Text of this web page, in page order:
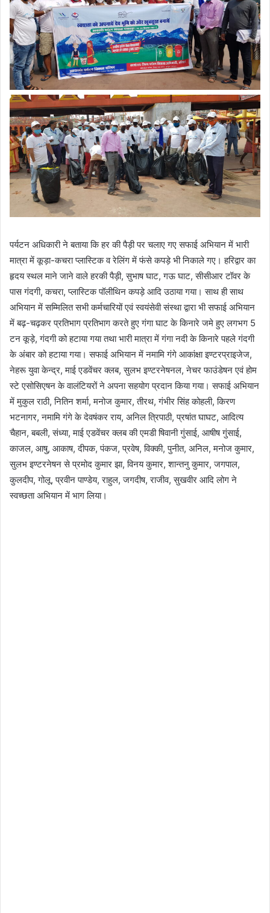
पर्यटन अधिकारी ने बताया कि हर की पैड़ी पर चलाए गए सफाई अभियान में भारी
मात्रा में कूड़ा-कचरा प्लास्टिक व रेलिंग में फंसे कपड़े भी निकाले गए। हरिद्वार का
हृदय स्थल माने जाने वाले हरकी पैड़ी, सुभाष घाट, गऊ घाट, सीसीआर टॉवर के
पास गंदगी, कचरा, प्लास्टिक पॉलीथिन कपड़े आदि उठाया गया। साथ ही साथ
अभियान में सम्मिलित सभी कर्मचारियों एवं स्वयंसेवी संस्था द्वारा भी सफाई अभियान
में बढ़-चढ़कर प्रतिभाग प्रतिभाग करते हुए गंगा घाट के किनारे जमे हुए लगभग 5
टन कूड़े, गंदगी को हटाया गया तथा भारी मात्रा में गंगा नदी के किनारे पहले गंदगी
के अंबार को हटाया गया। सफाई अभियान में नमामि गंगे आकांक्षा इण्टरप्राइजेज,
नेहरू युवा केन्द्र, माई एडवेंचर क्लब, सुलभ इण्टरनेषनल, नेचर फाउंडेषन एवं होम
स्टे एसोसिएषन के वालंटियरों ने अपना सहयोग प्रदान किया गया। सफाई अभियान
में मुकुल राठी, नितिन शर्मा, मनोज कुमार, तीरथ, गंभीर सिंह कोहली, किरण
भटनागर, नमामि गंगे के देवषंकर राय, अनिल त्रिपाठी, प्रषांत घाघट, आदित्य
चैहान, बबली, संध्या, माई एडवेंचर क्लब की एमडी षिवानी गुंसाई, आषीष गुंसाई,
काजल, आषु, आकाष, दीपक, पंकज, प्रवेष, विक्की, पुनीत, अनिल, मनोज कुमार,
सुलभ इण्टरनेषन से प्रमोद कुमार झा, विनय कुमार, शान्तनु कुमार, जगपाल,
कुलदीप, गोलू, प्रवीन पाण्डेय, राहुल, जगदीष, राजीव, सुखवीर आदि लोग ने
स्वच्छता अभियान में भाग लिया।